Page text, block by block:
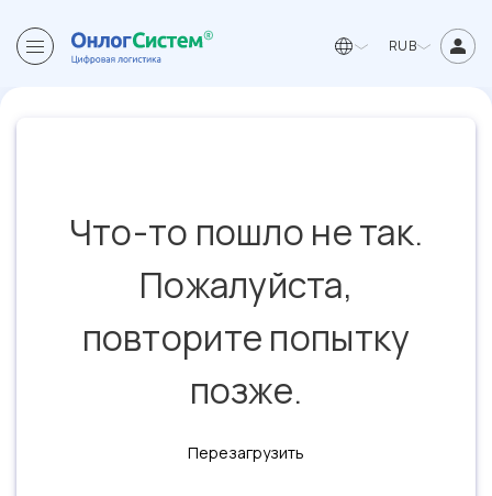
RUB
Что-то пошло не так.
Пожалуйста,
повторите попытку
позже.
Перезагрузить